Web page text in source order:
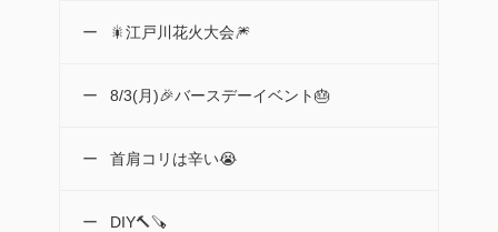
🎇江戸川花火大会🎆
8/3(月)🎉バースデーイベント🎂
首肩コリは辛い😭
DIY🔨🪚